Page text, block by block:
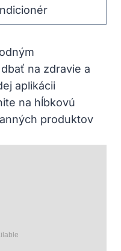
na zdravie a
aplikácii
na hĺbkovú
produktov